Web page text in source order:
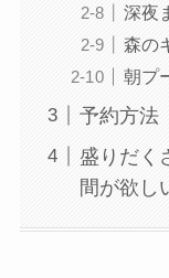
深夜
森の
朝プ
予約方法
盛りだく
間が欲し